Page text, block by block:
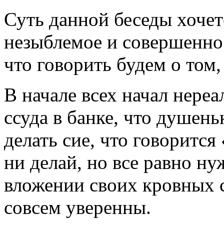
Суть данной беседы
незыблемое и
что говорить будем о
В начале всех начал
ссуда в банке, что
делать сие, что
ни делай, но все равно
вложении своих кровных
совсем уверенны.